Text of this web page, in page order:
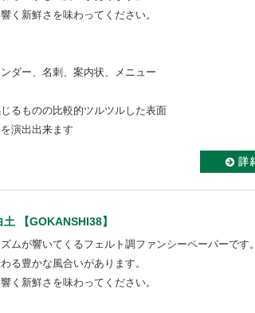
く新鮮さを味わってください。
ダー、名刺、案内状、メニュー
るものの比較的ツルツルした表面
演出出来ます
【GOKANSHI38】
ムが響いてくるフェルト調ファンシーペーパーです。
る豊かな風合いがあります。
く新鮮さを味わってください。